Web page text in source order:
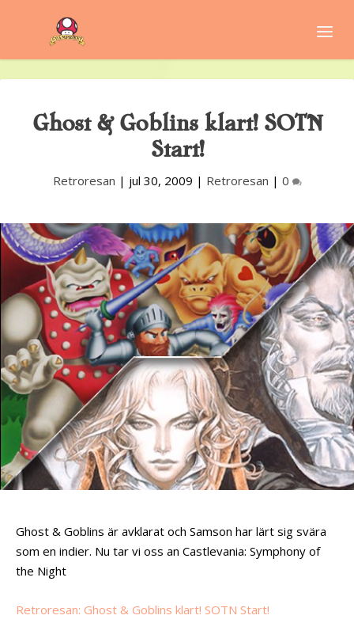
Ghost & Goblins klart! SOTN
Start!
Retroresan | jul 30, 2009 | Retroresan | 0
Ghost & Goblins är avklarat och Samson har lärt sig svära
som en indier. Nu tar vi oss an Castlevania: Symphony of
the Night
Retroresan: Ghost & Goblins klart! SOTN Start!